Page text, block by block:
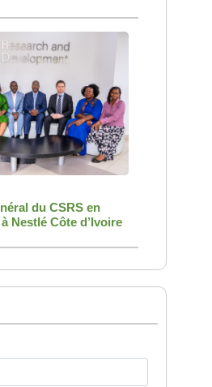
du CSRS en
Nestlé Côte d’Ivoire